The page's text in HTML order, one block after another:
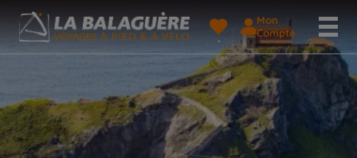
Mon
Compte